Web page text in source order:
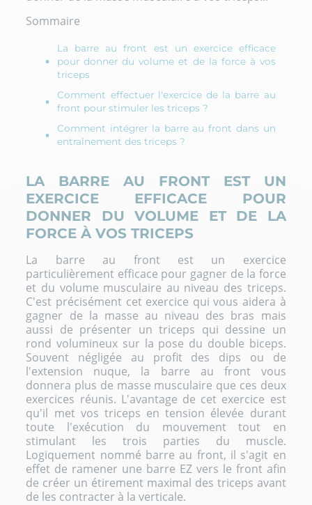
Sommaire
La barre au front est un exercice efficace
pour donner du volume et de la force à vos
triceps
Comment effectuer l'exercice de la barre au
front pour stimuler les triceps ?
Comment intégrer la barre au front dans un
entraînement des triceps ?
LA BARRE AU FRONT EST UN
EXERCICE EFFICACE POUR
DONNER DU VOLUME ET DE LA
FORCE À VOS TRICEPS
La barre au front est un exercice
particulièrement efficace pour gagner de la force
et du volume musculaire au niveau des triceps.
C'est précisément cet exercice qui vous aidera à
gagner de la masse au niveau des bras mais
aussi de présenter un triceps qui dessine un
rond volumineux sur la pose du double biceps.
Souvent négligée au profit des dips ou de
l'extension nuque, la barre au front vous
donnera plus de masse musculaire que ces deux
exercices réunis. L'avantage de cet exercice est
qu'il met vos triceps en tension élevée durant
toute l'exécution du mouvement tout en
stimulant les trois parties du muscle.
Logiquement nommé barre au front, il s'agit en
effet de ramener une barre EZ vers le front afin
de créer un étirement maximal des triceps avant
de les contracter à la verticale.